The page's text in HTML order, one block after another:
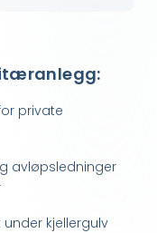
private
avløpsledninger
kjellergulv